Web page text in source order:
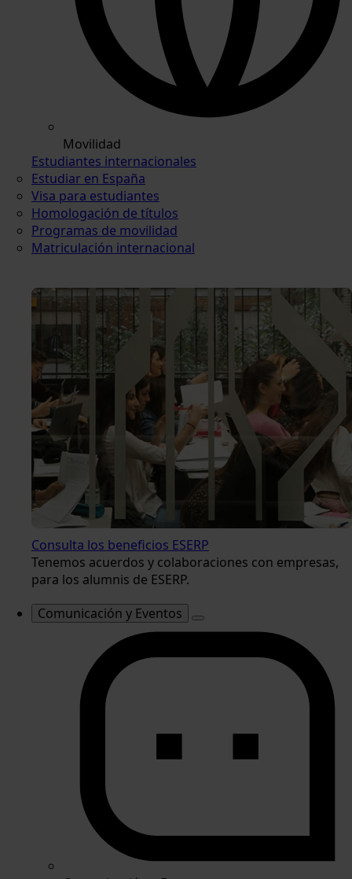
Movilidad
Estudiantes internacionales
Estudiar en España
Visa para estudiantes
Homologación de títulos
Programas de movilidad
Matriculación internacional
Consulta los beneficios ESERP
Tenemos acuerdos y colaboraciones con empresas,
para los alumnis de ESERP.
Comunicación y Eventos